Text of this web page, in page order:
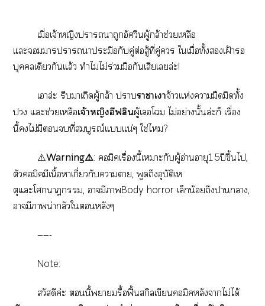
เมื่อเจ้าหญิงาาถูกอัศวินผู้กล้าช่วยเหลือ
แะาาาปะมือกับคู่ต่อสู้ที่คู่ ใเมื่อทั้งเฝ้ารอ
บุคเดียวกันแล้ว ทำไมไม่ร่วมมือกันเสียเล่ะ!
เาล่ะ รีบาเถิดผู้กล้า าาาเาจ้าวแห่งามืดมิดทั้ง
ปวง แะช่วยเหลือเจ้าหญิงอีฟลินผู้เโ ไม่อย่างนั้นล่ะก็ เรื่อง
นี้ไม่มีที่สมบูรณ์แแน่ๆ ใช่ไ?
⚠️Warning⚠️: คอมิคเรื่องนี้เาะกับผู้อ่านอายุ15ปีขึ้นไ,
ตัวคอมิคมีเนื้อาเกี่ยวกับาา, พูดถึงอุบัติเห
ตุแะโา, ามีาBody horror เล็กน้อยถึงาา,
ามีาน่ากลัวใหลังๆ
——-
Note:
สวัสดีค่ะ นี้พามรื้อฟื้นสกิลเขียนคอมิคหลังาไม่ได้